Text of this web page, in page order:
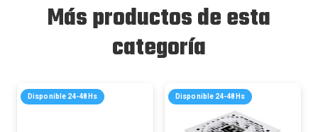
Más productos de esta
categoría
Disponible 24-48Hs Disponible 24-48Hs